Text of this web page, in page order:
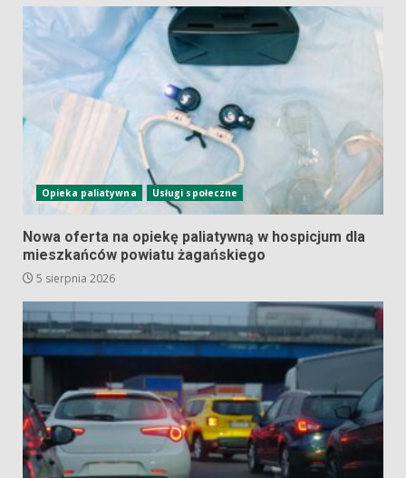
Opieka paliatywna Usługi społeczne
Nowa oferta na opiekę paliatywną w hospicjum dla
mieszkańców powiatu żagańskiego
5 sierpnia 2026